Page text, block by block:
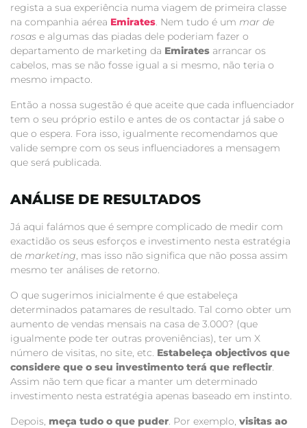
regista a sua experiência numa viagem de primeira classe
na companhia aérea Emirates. Nem tudo é um mar de
rosas e algumas das piadas dele poderiam fazer o
departamento de marketing da Emirates arrancar os
cabelos, mas se não fosse igual a si mesmo, não teria o
mesmo impacto.
Então a nossa sugestão é que aceite que cada influenciador
tem o seu próprio estilo e antes de os contactar já sabe o
que o espera. Fora isso, igualmente recomendamos que
valide sempre com os seus influenciadores a mensagem
que será publicada.
ANÁLISE DE RESULTADOS
Já aqui falámos que é sempre complicado de medir com
exactidão os seus esforços e investimento nesta estratégia
de marketing, mas isso não significa que não possa assim
mesmo ter análises de retorno.
O que sugerimos inicialmente é que estabeleça
determinados patamares de resultado. Tal como obter um
aumento de vendas mensais na casa de 3.000? (que
igualmente pode ter outras proveniências), ter um X
número de visitas, no site, etc. Estabeleça objectivos que
considere que o seu investimento terá que reflectir.
Assim não tem que ficar a manter um determinado
investimento nesta estratégia apenas baseado em instinto.
Depois, meça tudo o que puder. Por exemplo, visitas ao